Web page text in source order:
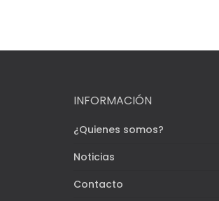
INFORMACIÓN
¿Quienes somos?
Noticias
Contacto